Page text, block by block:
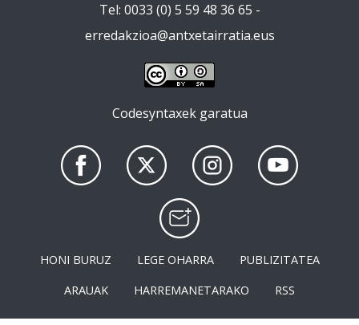
Tel: 0033 (0) 5 59 48 36 65 -
erredakzioa@antxetairratia.eus
Codesyntaxek garatua
HONI BURUZ LEGE OHARRA
PUBLIZITATEA
ARAUAK
HARREMANETARAKO RSS